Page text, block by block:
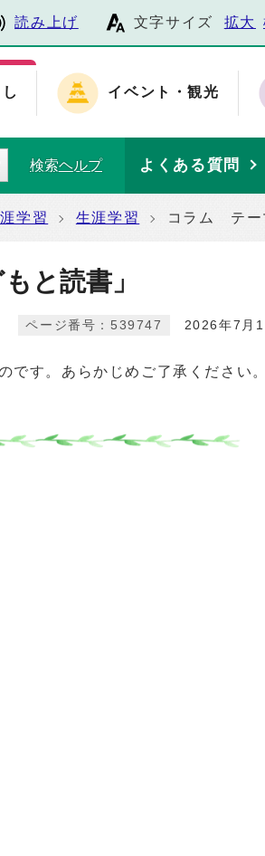
読み上げ 文字サイズ 拡大
イベント・観光
検索ヘルプ よくある質問
学習 生涯学習 コラム テー
と読書」
2026年7月1
ページ番号：539747
です。あらかじめご了承ください。